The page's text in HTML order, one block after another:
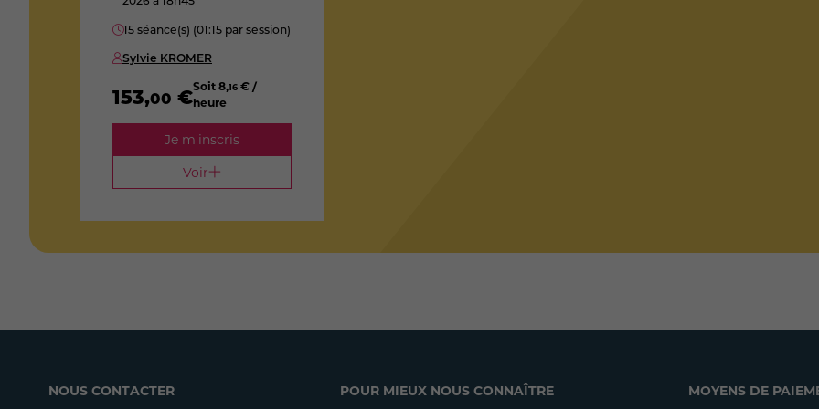
15 séance(s) (01:15 par session)
Sylvie KROMER
153,00 €Soit8,16 € /
heure
Je m'inscris
Voir
NOUS CONTACTER POUR MIEUX NOUS CONNAÎTRE MOYENS DE